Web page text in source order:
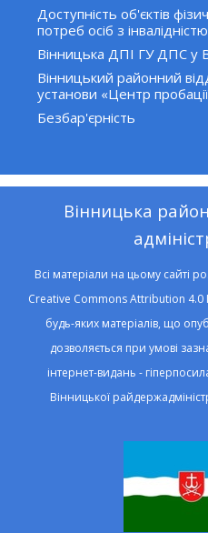
Доступність об'єктів
потреб осіб з інвалідністю
Вінницька ДПІ ГУ ДПС у
Вінницький районний
установи «Центр
Безбар'єрність
Вінницька
Всі матеріали на цьому сайті
Creative Commons Attribution
будь-яких матеріалів, що
дозволяється при умові
інтернет-видань -
Вінницької